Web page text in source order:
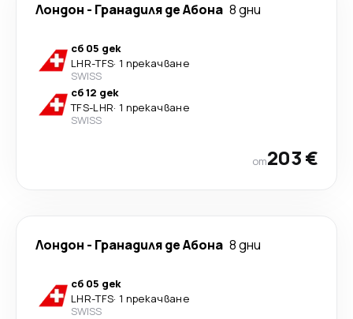
Лондон - Гранадиля де Абона 8 дни
сб 05 дек
LHR-TFS· 1 прекачване
SWISS
сб 12 дек
TFS-LHR· 1 прекачване
SWISS
от203 €
Лондон - Гранадиля де Абона 8 дни
сб 05 дек
LHR-TFS· 1 прекачване
SWISS